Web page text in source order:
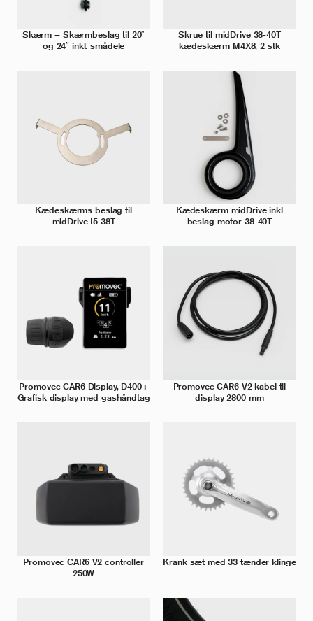
Skærm – Skærmbeslag til 20″
og 24″ inkl. smådele
Skrue til midDrive 38-40T
kædeskærm M4X8, 2 stk
Kædeskærms beslag til
midDrive I5 38T
Kædeskærm midDrive inkl
beslag motor 38-40T
Promovec CAR6 Display, D400+
Grafisk display med gashåndtag
Promovec CAR6 V2 kabel til
display 2800 mm
Promovec CAR6 V2 controller
250W
Krank sæt med 33 tænder klinge